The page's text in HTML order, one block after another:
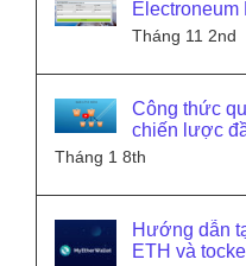
Electroneum
Tháng 11 2nd
Công thức
chiến lược
Tháng 1 8th
Hướng dẫn
ETH và